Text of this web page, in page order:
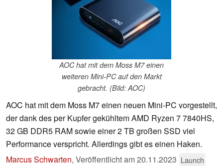
AOC hat mit dem Moss M7 einen
weiteren Mini-PC auf den Markt
gebracht. (Bild: AOC)
AOC hat mit dem Moss M7 einen neuen Mini-PC vorgestellt,
der dank des per Kupfer gekühltem AMD Ryzen 7 7840HS,
32 GB DDR5 RAM sowie einer 2 TB großen SSD viel
Performance verspricht. Allerdings gibt es einen Haken.
Marcus Schwarten, Veröffentlicht am20.11.2023 Launch